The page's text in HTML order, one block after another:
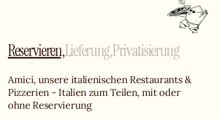
Amici, unsere italienischen Restaurants &
Pizzerien - Italien zum Teilen, mit oder
ohne Reservierung
Reservieren,Lieferung,Privatisierung